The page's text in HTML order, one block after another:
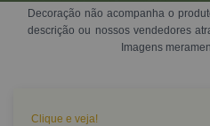
Decoração não acompanha o
descrição ou nossos vendedores
Imagens
Clique e veja!